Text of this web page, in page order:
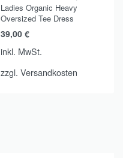
Ladies Organic Heavy
Oversized Tee Dress
39,00 €
inkl. MwSt.
zzgl. Versandkosten